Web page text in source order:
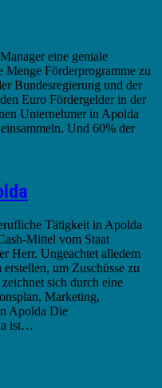
eine geniale
Menge Förderprogramme zu
Bundesregierung und der
Euro Fördergelder in der
Unternehmer in Apolda
Und 60% der
Tätigkeit in Apolda
Mittel vom Staat
Herr. Ungeachtet alledem
um Zuschüsse zu
sich durch eine
Marketing,
Apolda Die
ist…